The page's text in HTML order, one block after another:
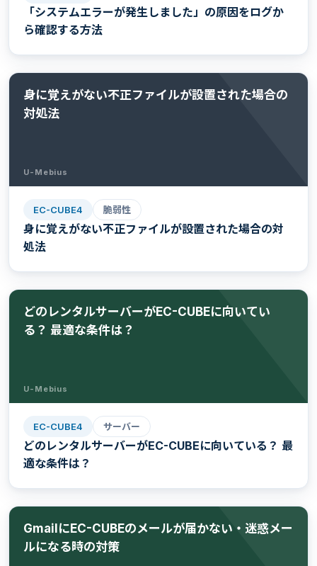
「システムエラーが発生しました」の原因をログか
ら確認する方法
身に覚えがない不正ファイルが設置された場合の
対処法
U-Mebius
EC-CUBE4 脆弱性
身に覚えがない不正ファイルが設置された場合の対
処法
どのレンタルサーバーがEC-CUBEに向いてい
る？ 最適な条件は？
U-Mebius
EC-CUBE4 サーバー
どのレンタルサーバーがEC-CUBEに向いている？ 最
適な条件は？
GmailにEC-CUBEのメールが届かない・迷惑メー
ルになる時の対策